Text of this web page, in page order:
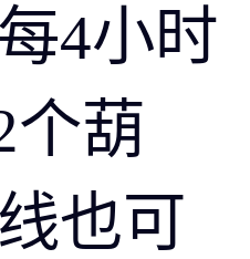
4小时
个葫
也可